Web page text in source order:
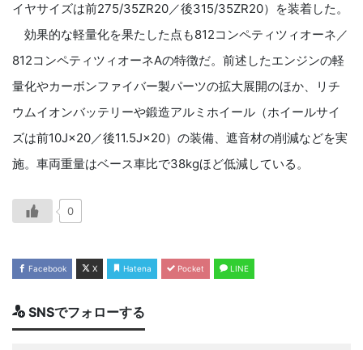
イヤサイズは前275/35ZR20／後315/35ZR20）を装着した。
効果的な軽量化を果たした点も812コンペティツィオーネ／
812コンペティツィオーネAの特徴だ。前述したエンジンの軽
量化やカーボンファイバー製パーツの拡大展開のほか、リチ
ウムイオンバッテリーや鍛造アルミホイール（ホイールサイ
ズは前10J×20／後11.5J×20）の装備、遮音材の削減などを実
施。車両重量はベース車比で38kgほど低減している。
0
Facebook X Hatena Pocket LINE
SNSでフォローする